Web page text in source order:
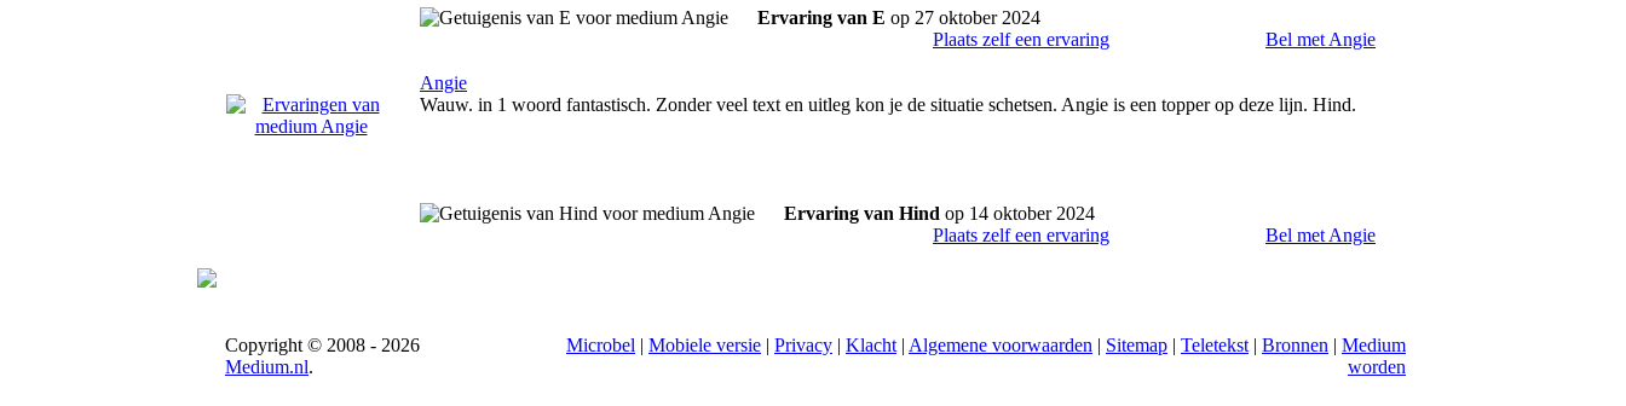
Ervaring van E op 27 oktober 2024
Plaats zelf een ervaring
Bel met Angie
Angie
Wauw. in 1 woord fantastisch. Zonder veel text en uitleg kon je de situatie schetsen. Angie is een topper op deze lijn. Hind.
Ervaring van Hind op 14 oktober 2024
Plaats zelf een ervaring
Bel met Angie
Copyright © 2008 - 2026
Medium.nl.
Microbel | Mobiele versie | Privacy | Klacht | Algemene voorwaarden | Sitemap | Teletekst | Bronnen | Medium
worden